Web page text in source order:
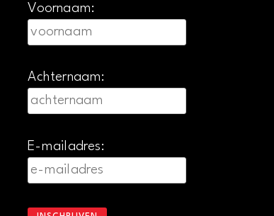
Voornaam:
Achternaam:
E-mailadres: